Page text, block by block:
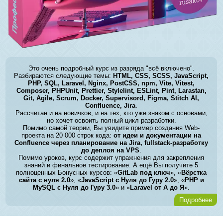
Это очень подробный курс из разряда "всё включено".
Разбираются следующие темы: HTML, CSS, SCSS, JavaScript,
PHP, SQL, Laravel, Nginx, PostCSS, npm, Vite, Vitest,
Composer, PHPUnit, Prettier, Stylelint, ESLint, Pint, Larastan,
Git, Agile, Scrum, Docker, Supervisord, Figma, Stitch AI,
Confluence, Jira.
Рассчитан и на новичков, и на тех, кто уже знаком с основами,
но хочет освоить полный цикл разработки.
Помимо самой теории, Вы увидите пример создания Web-
проекта на 20 000 строк кода:от идеи и документации на
Confluence через планирование на Jira, fullstack-разработку
до деплоя на VPS.
Помимо уроков, курс содержит упражнения для закрепления
знаний и финальное тестирование. А ещё Вы получите 5
полноценных Бонусных курсов: «GitLab под ключ», «Вёрстка
сайта с нуля 2.0», «JavaScript с Нуля до Гуру 2.0», «PHP и
MySQL с Нуля до Гуру 3.0» и «Laravel от А до Я».
Подробнее